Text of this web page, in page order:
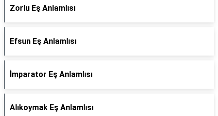
Zorlu Eş Anlamlısı
Efsun Eş Anlamlısı
İmparator Eş Anlamlısı
Alıkoymak Eş Anlamlısı